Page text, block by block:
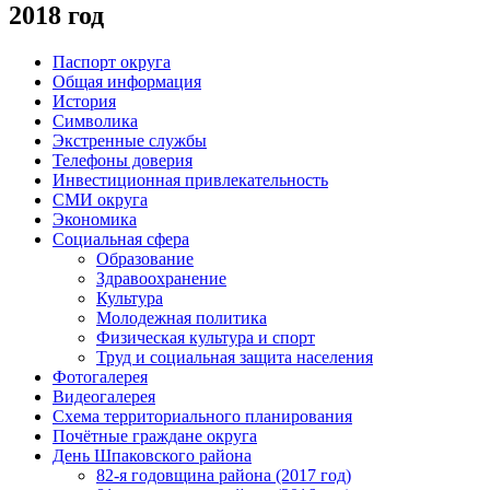
2018 год
Паспорт округа
Общая информация
История
Символика
Экстренные службы
Телефоны доверия
Инвестиционная привлекательность
СМИ округа
Экономика
Социальная сфера
Образование
Здравоохранение
Культура
Молодежная политика
Физическая культура и спорт
Труд и социальная защита населения
Фотогалерея
Видеогалерея
Схема территориального планирования
Почётные граждане округа
День Шпаковского района
82-я годовщина района (2017 год)